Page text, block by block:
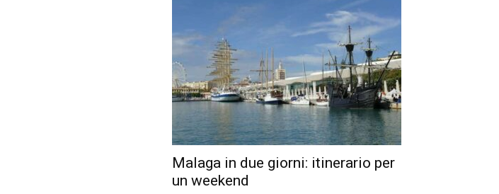
Malaga in due giorni: itinerario per
un weekend